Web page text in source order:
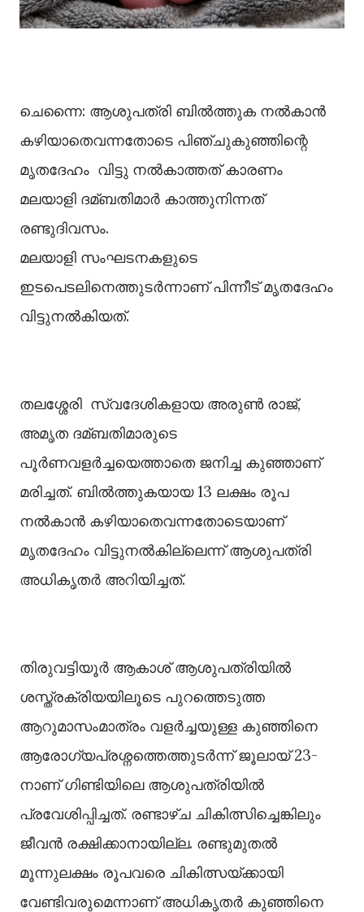
ചെന്നൈ: ആശുപത്രി ബില്‍ത്തുക നല്‍കാൻ
കഴിയാതെവന്നതോടെ പിഞ്ചുകുഞ്ഞിന്റെ
മൃതദേഹം വിട്ടു നൽകാത്തത് കാരണം
മലയാളി ദമ്ബതിമാർ കാത്തുനിന്നത്
രണ്ടുദിവസം.
മലയാളി സംഘടനകളുടെ
ഇടപെടലിനെത്തുടർന്നാണ് പിന്നീട് മൃതദേഹം
വിട്ടുനല്‍കിയത്.
തലശ്ശേരി സ്വദേശികളായ അരുണ്‍ രാജ്,
അമൃത ദമ്ബതിമാരുടെ
പൂർണവളർച്ചയെത്താതെ ജനിച്ച കുഞ്ഞാണ്
മരിച്ചത്. ബില്‍ത്തുകയായ 13 ലക്ഷം രൂപ
നല്‍കാൻ കഴിയാതെവന്നതോടെയാണ്
മൃതദേഹം വിട്ടുനല്‍കില്ലെന്ന് ആശുപത്രി
അധികൃതർ അറിയിച്ചത്.
തിരുവട്ടിയൂർ ആകാശ് ആശുപത്രിയില്‍
ശസ്ത്രക്രിയയിലൂടെ പുറത്തെടുത്ത
ആറുമാസംമാത്രം വളർച്ചയുള്ള കുഞ്ഞിനെ
ആരോഗ്യപ്രശ്നത്തെത്തുടർന്ന് ജൂലായ് 23-
നാണ് ഗിണ്ടിയിലെ ആശുപത്രിയില്‍
പ്രവേശിപ്പിച്ചത്. രണ്ടാഴ്ച ചികിത്സിച്ചെങ്കിലും
ജീവൻ രക്ഷിക്കാനായില്ല. രണ്ടുമുതല്‍
മൂന്നുലക്ഷം രൂപവരെ ചികിത്സയ്ക്കായി
വേണ്ടിവരുമെന്നാണ് അധികൃതർ കുഞ്ഞിനെ